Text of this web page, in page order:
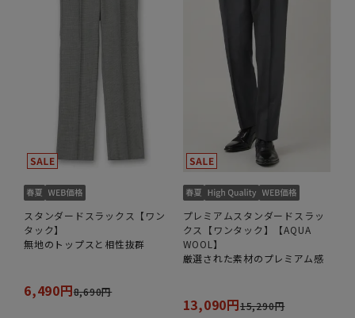
スタンダードスラックス【ワン
タック】
無地のトップスと相性抜群
6,490円8,690円
プレミアムスタンダードスラッ
クス【ワンタック】【AQUA
WOOL】
厳選された素材のプレミアム感
13,090円15,290円